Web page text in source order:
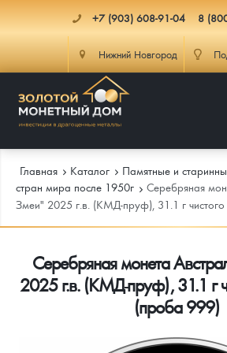
+7 (903) 608-91-04 8
Нижний Новгород
Каталог
Каталог Монет
Инвестиционные монеты
Инфо
Как сделать заказ
Главная Каталог Памятные и
стран мира после 1950г
Серебряная
Змеи" 2025 г.в. (КМД-пруф), 31.1 г
Серебряная монета
2025 г.в. (КМД-пруф), 31.1 г
(проба 999)